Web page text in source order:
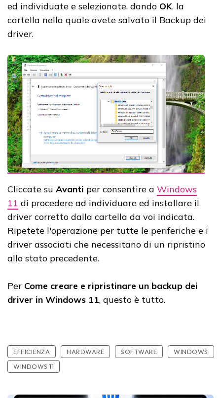
ed individuate e selezionate, dando OK, la
cartella nella quale avete salvato il Backup dei
driver.
Cliccate su Avanti per consentire a Windows
11 di procedere ad individuare ed installare il
driver corretto dalla cartella da voi indicata.
Ripetete l'operazione per tutte le periferiche e i
driver associati che necessitano di un ripristino
allo stato precedente.
Per Come creare e ripristinare un backup dei
driver in Windows 11, questo è tutto.
EFFICIENZA HARDWARE SOFTWARE
WINDOWS
WINDOWS 11